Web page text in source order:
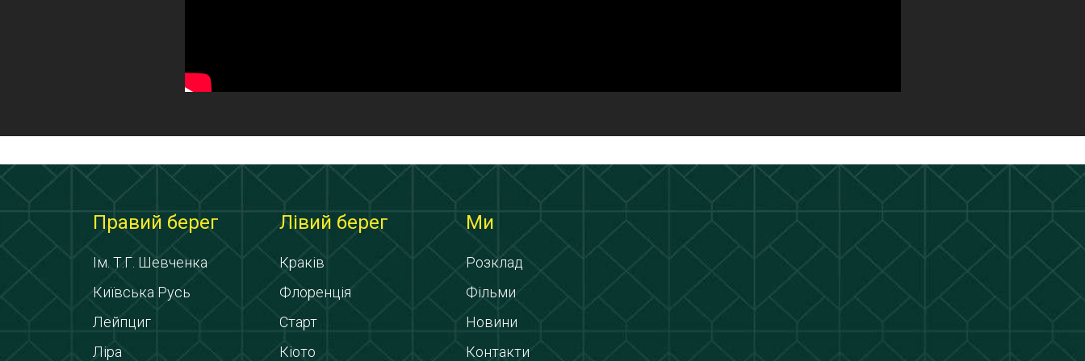
Правий берег
Ім. Т.Г. Шевченка
Київська Русь
Лейпциг
Ліра
Лівий берег
Краків
Флоренція
Старт
Кіото
Ми
Розклад
Фільми
Новини
Контакти